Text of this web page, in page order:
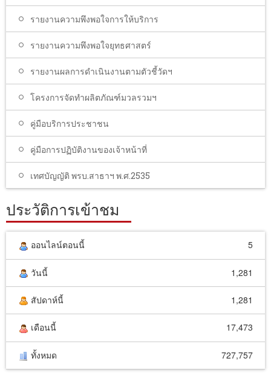
รายงานความพึงพอใจการให้บริการ
รายงานความพึงพอใจยุทธศาสตร์
รายงานผลการดำเนินงานตามตัวชี้วัดฯ
โครงการจัดทำผลิตภัณฑ์มวลรวมฯ
คู่มือบริการประชาชน
คู่มือการปฏิบัติงานของเจ้าหน้าที่
เทศบัญญัติ พรบ.สาธาฯ พ.ศ.2535
ประวัติการเข้าชม
ออนไลน์ตอนนี้ 5
วันนี้ 1,281
สัปดาห์นี้ 1,281
เดือนนี้ 17,473
ทั้งหมด 727,757